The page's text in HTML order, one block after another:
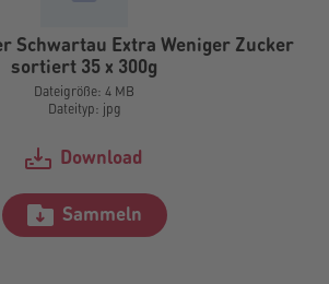
Schwartau Extra Weniger Zucker
sortiert 35 x 300g
Dateigröße: 4 MB
Dateityp: jpg
Download
Sammeln